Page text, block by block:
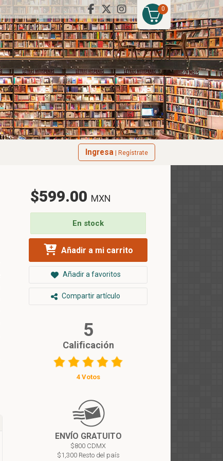
0
Ingresa | Regístrate
$599.00 MXN
En stock
Añadir a mi carrito
Añadir a favoritos
Compartir artículo
5
Calificación
4 Votos
ENVÍO GRATUITO
$800 CDMX
$1,300 Resto del país